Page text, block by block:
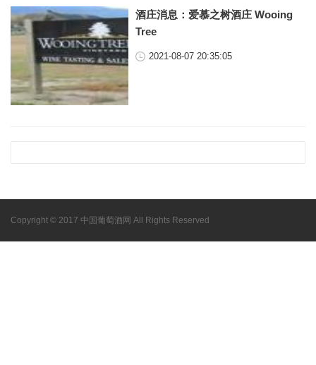
酒庄消息：爱慕之树酒庄 Wooing
Tree
2021-08-07 20:35:05
Copyright © 2017 中国葡萄酒网 All Rights Reserved